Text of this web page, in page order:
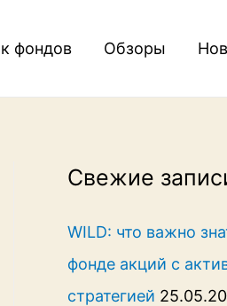
фондов Обзоры
Свежие
WILD: что важно
фонде акций с
стратегией